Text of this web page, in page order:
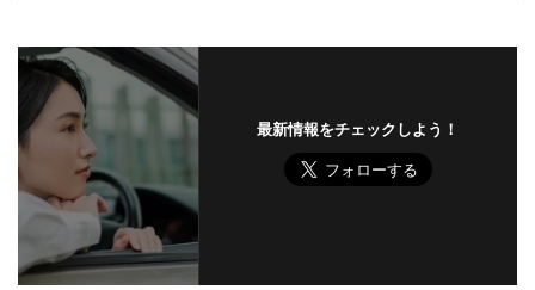
最新情報をチェックしよう！